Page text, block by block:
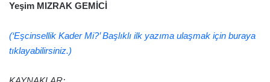
Yeşim MIZRAK GEMİCİ
(‘Eşcinsellik Kader Mi?’ Başlıklı ilk yazıma ulaşmak için buraya
tıklayabilirsiniz.)